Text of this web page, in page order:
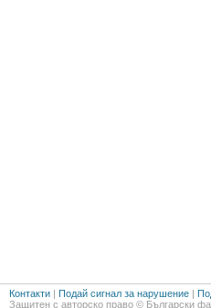
Контакти | Подай сигнал за нарушение |
Защитен с авторско право © Български